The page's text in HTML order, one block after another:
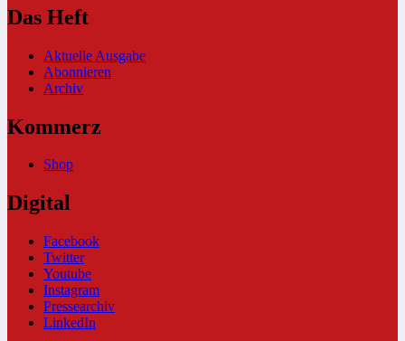
Das Heft
Aktuelle Ausgabe
Abonnieren
Archiv
Kommerz
Shop
Digital
Facebook
Twitter
Youtube
Instagram
Pressearchiv
LinkedIn